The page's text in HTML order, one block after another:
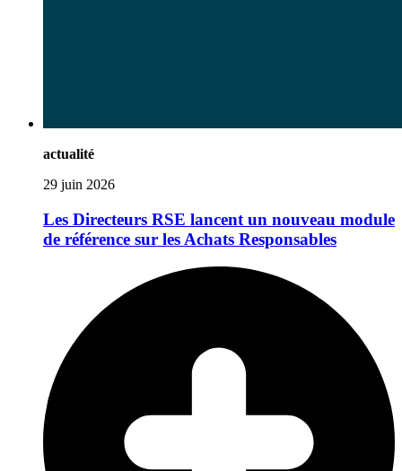
actualité
29 juin 2026
Les Directeurs RSE lancent un nouveau module
de référence sur les Achats Responsables